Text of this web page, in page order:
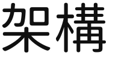
構